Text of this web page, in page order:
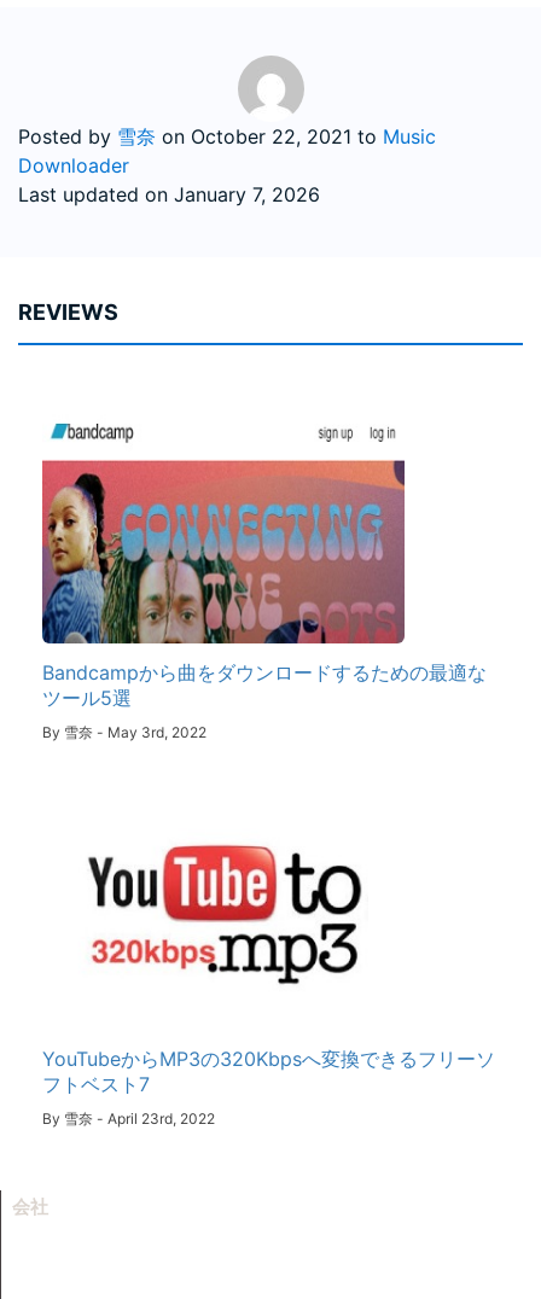
Posted by 雪奈 on October 22, 2021 to Music
Downloader
Last updated on January 7, 2026
REVIEWS
Bandcampから曲をダウンロードするための最適な
ツール5選
By 雪奈 - May 3rd, 2022
YouTubeからMP3の320Kbpsへ変換できるフリーソ
フトベスト7
By 雪奈 - April 23rd, 2022
会社